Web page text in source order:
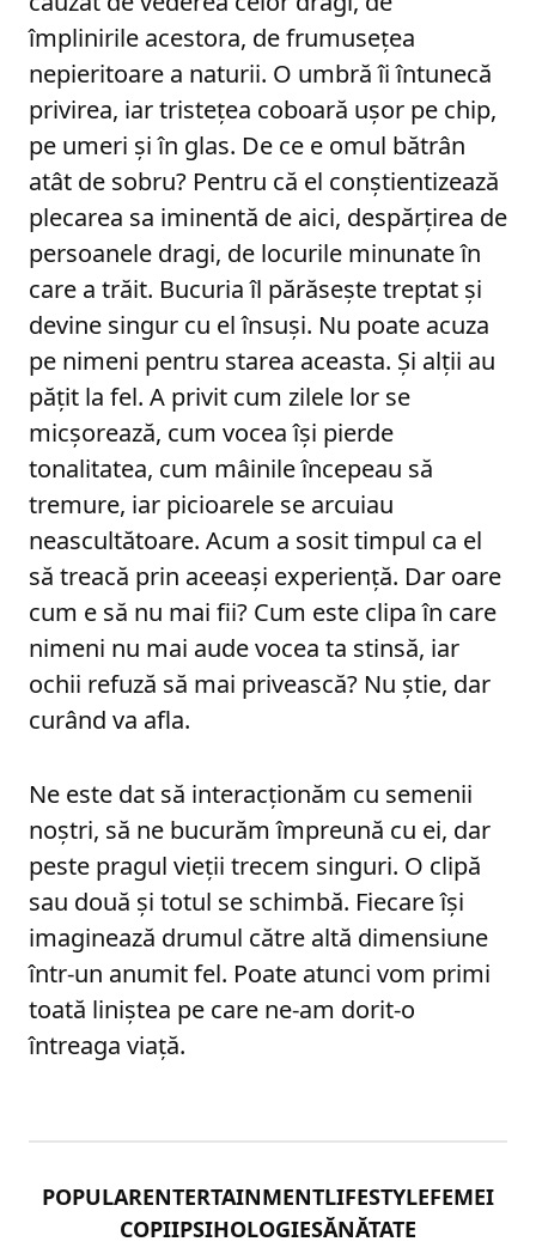
împlinirile acestora, de frumusețea
nepieritoare a naturii. O umbră îi întunecă
privirea, iar tristețea coboară ușor pe chip,
pe umeri și în glas. De ce e omul bătrân
atât de sobru? Pentru că el conștientizează
plecarea sa iminentă de aici, despărțirea de
persoanele dragi, de locurile minunate în
care a trăit. Bucuria îl părăsește treptat și
devine singur cu el însuși. Nu poate acuza
pe nimeni pentru starea aceasta. Și alții au
pățit la fel. A privit cum zilele lor se
micșorează, cum vocea își pierde
tonalitatea, cum mâinile începeau să
tremure, iar picioarele se arcuiau
neascultătoare. Acum a sosit timpul ca el
să treacă prin aceeași experiență. Dar oare
cum e să nu mai fii? Cum este clipa în care
nimeni nu mai aude vocea ta stinsă, iar
ochii refuză să mai privească? Nu știe, dar
curând va afla.
Ne este dat să interacționăm cu semenii
noștri, să ne bucurăm împreună cu ei, dar
peste pragul vieții trecem singuri. O clipă
sau două și totul se schimbă. Fiecare își
imaginează drumul către altă dimensiune
într-un anumit fel. Poate atunci vom primi
toată liniștea pe care ne-am dorit-o
întreaga viață.
POPULARENTERTAINMENTLIFESTYLEFEMEI
COPIIPSIHOLOGIESĂNĂTATE